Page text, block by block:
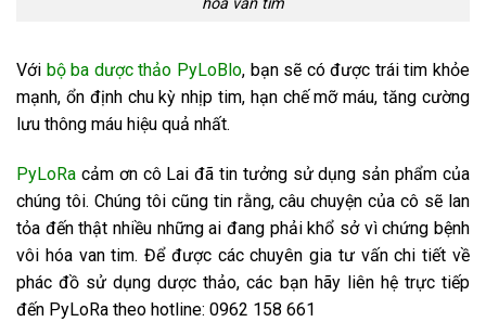
Với bộ ba dược thảo PyLoBlo, bạn sẽ có được trái tim khỏe
mạnh, ổn định chu kỳ nhịp tim, hạn chế mỡ máu, tăng cường
lưu thông máu hiệu quả nhất.
PyLoRa cảm ơn cô Lai đã tin tưởng sử dụng sản phẩm của
chúng tôi. Chúng tôi cũng tin rằng, câu chuyện của cô sẽ lan
tỏa đến thật nhiều những ai đang phải khổ sở vì chứng bệnh
vôi hóa van tim. Để được các chuyên gia tư vấn chi tiết về
phác đồ sử dụng dược thảo, các bạn hãy liên hệ trực tiếp
đến PyLoRa theo hotline: 0962 158 661